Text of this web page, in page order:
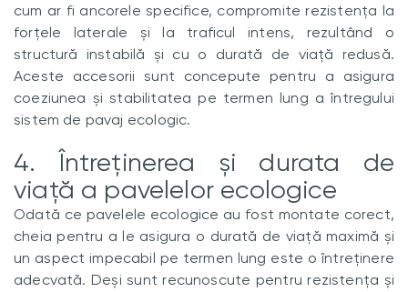
cum ar fi ancorele specifice, compromite rezistența la
forțele laterale și la traficul intens, rezultând o
structură instabilă și cu o durată de viață redusă.
Aceste accesorii sunt concepute pentru a asigura
coeziunea și stabilitatea pe termen lung a întregului
sistem de pavaj ecologic.
4. Întreținerea și durata de
viață a pavelelor ecologice
Odată ce pavelele ecologice au fost montate corect,
cheia pentru a le asigura o durată de viață maximă și
un aspect impecabil pe termen lung este o întreținere
adecvată. Deși sunt recunoscute pentru rezistența și